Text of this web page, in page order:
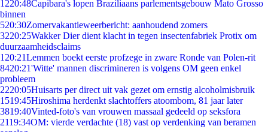
1220:48Capibara's lopen Braziliaans parlementsgebouw Mato Grosso
binnen
520:30Zomervakantieweerbericht: aanhoudend zomers
3220:25Wakker Dier dient klacht in tegen insectenfabriek Protix om
duurzaamheidsclaims
1 20:21Lemmen boekt eerste profzege in zware Ronde van Polen-rit
8420:21'Witte' mannen discrimineren is volgens OM geen enkel
probleem
2220:05Huisarts per direct uit vak gezet om ernstig alcoholmisbruik
1519:45Hiroshima herdenkt slachtoffers atoombom, 81 jaar later
3819:40Vinted-foto's van vrouwen massaal gedeeld op seksfora
2119:34OM: vierde verdachte (18) vast op verdenking van beramen